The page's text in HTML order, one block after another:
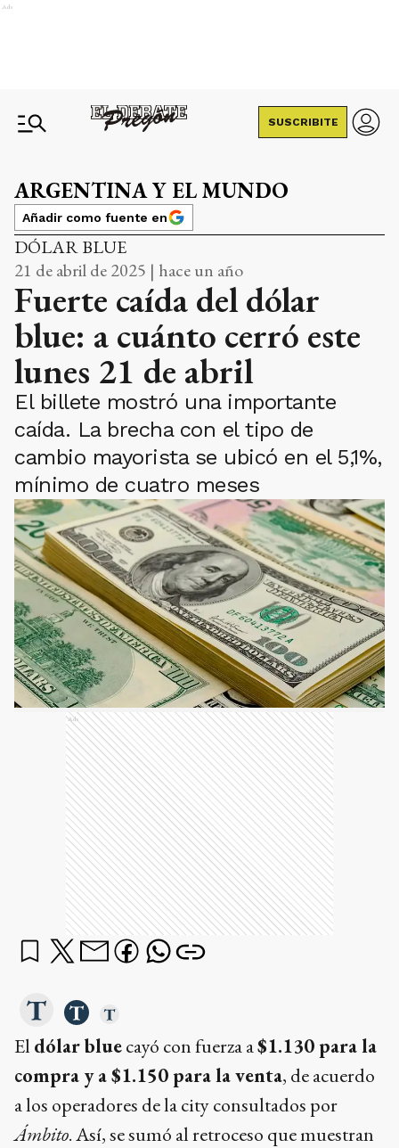
Ads
SUSCRIBITE
ARGENTINA Y EL MUNDO
Añadir como fuente en
DÓLAR BLUE
21 de abril de 2025 | hace un año
Fuerte caída del dólar
blue: a cuánto cerró este
lunes 21 de abril
El billete mostró una importante
caída. La brecha con el tipo de
cambio mayorista se ubicó en el 5,1%,
mínimo de cuatro meses
Ads
El dólar bluecayó con fuerza a$1.130 para la
compra y a $1.150 para la venta, de acuerdo
a los operadores de la city consultados por
Ámbito. Así, se sumó al retroceso que muestran